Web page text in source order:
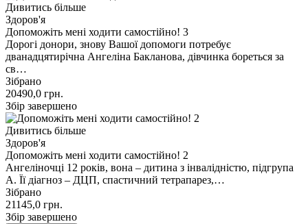
Дивитись більше
Здоров'я
Допоможіть мені ходити самостійно! 3
Дорогі донори, знову Вашої допомоги потребує
дванадцятирічна Ангеліна Бакланова, дівчинка бореться за
св…
Зібрано
20490,0 грн.
Збір завершено
Дивитись більше
Здоров'я
Допоможіть мені ходити самостійно! 2
Ангеліночці 12 років, вона – дитина з інвалідністю, підгрупа
А. Її діагноз – ДЦП, спастичний тетрапарез,…
Зібрано
21145,0 грн.
Збір завершено